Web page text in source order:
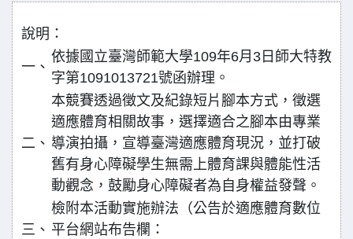
說明：
一、
依據國立臺灣師範大學109年6月3日師大特教
字第1091013721號函辦理。
二、
本競賽透過徵文及紀錄短片腳本方式，徵選
適應體育相關故事，選擇適合之腳本由專業
導演拍攝，宣導臺灣適應體育現況，並打破
舊有身心障礙學生無需上體育課與體能性活
動觀念，鼓勵身心障礙者為自身權益發聲。
三、
檢附本活動實施辦法（公告於適應體育數位
平台網站布告欄：